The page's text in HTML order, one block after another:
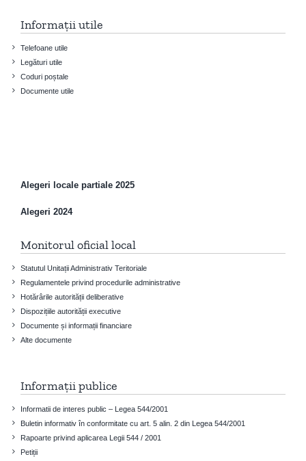
Informații utile
Telefoane utile
Legături utile
Coduri poștale
Documente utile
Alegeri locale partiale 2025
Alegeri 2024
Monitorul oficial local
Statutul Unitații Administrativ Teritoriale
Regulamentele privind procedurile administrative
Hotărârile autorității deliberative
Dispozițiile autorității executive
Documente și informații financiare
Alte documente
Informații publice
Informatii de interes public – Legea 544/2001
Buletin informativ în conformitate cu art. 5 alin. 2 din Legea 544/2001
Rapoarte privind aplicarea Legii 544 / 2001
Petiții